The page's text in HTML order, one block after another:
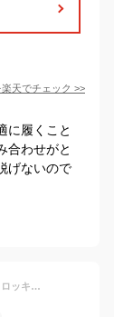
楽天でチェック >>
に履くこと
合わせがと
げないので
marimekko マリメッコ 靴下 Kuusi Lokki Socks ロッキ 091484 レディース ソックス カモメ ウール混 LaG Onlinestore